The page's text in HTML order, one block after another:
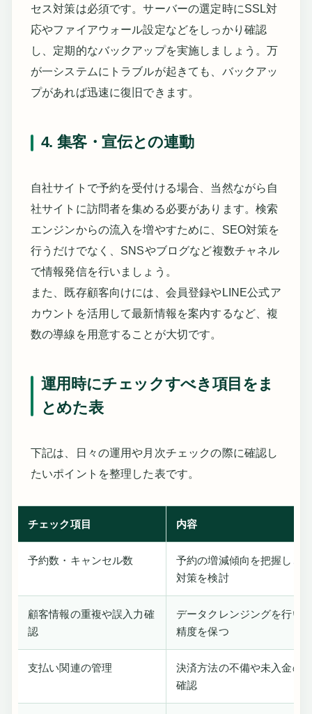
セス対策は必須です。サーバーの選定時にSSL対
応やファイアウォール設定などをしっかり確認
し、定期的なバックアップを実施しましょう。万
が一システムにトラブルが起きても、バックアッ
プがあれば迅速に復旧できます。
4. 集客・宣伝との連動
自社サイトで予約を受付ける場合、当然ながら自
社サイトに訪問者を集める必要があります。検索
エンジンからの流入を増やすために、SEO対策を
行うだけでなく、SNSやブログなど複数チャネル
で情報発信を行いましょう。
また、既存顧客向けには、会員登録やLINE公式ア
カウントを活用して最新情報を案内するなど、複
数の導線を用意することが大切です。
運用時にチェックすべき項目をま
とめた表
下記は、日々の運用や月次チェックの際に確認し
たいポイントを整理した表です。
チェック項目 内容
予約数・キャンセル数
予約の増減傾向を把握し、
対策を検討
顧客情報の重複や誤入力確
認
データクレンジングを行い
精度を保つ
支払い関連の管理
決済方法の不備や未入金の
確認